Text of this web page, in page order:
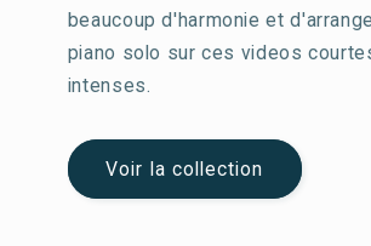
beaucoup d'harmonie et
piano solo sur ces videos
intenses.
Voir la collection